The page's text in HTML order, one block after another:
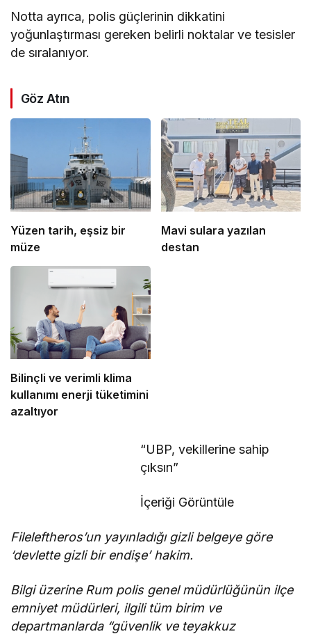
Notta ayrıca, polis güçlerinin dikkatini
yoğunlaştırması gereken belirli noktalar ve tesisler
de sıralanıyor.
Göz Atın
Yüzen tarih, eşsiz bir
müze
Mavi sulara yazılan
destan
Bilinçli ve verimli klima
kullanımı enerji tüketimini
azaltıyor
“UBP, vekillerine sahip
çıksın”
İçeriği Görüntüle
Fileleftheros’un yayınladığı gizli belgeye göre
‘devlette gizli bir endişe’ hakim.
Bilgi üzerine Rum polis genel müdürlüğünün ilçe
emniyet müdürleri, ilgili tüm birim ve
departmanlarda “güvenlik ve teyakkuz